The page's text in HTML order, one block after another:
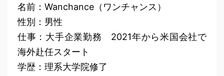
名前：Wanchance（ワンチャンス）
性別：男性
仕事：大手企業勤務 2021年から米国会社で
海外赴任スタート
学歴：理系大学院修了